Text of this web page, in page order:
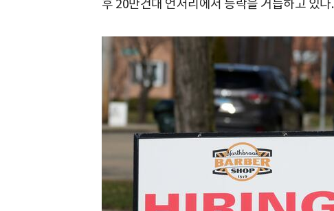
후 20만건대 언저리에서 등락을 거듭하고 있다.